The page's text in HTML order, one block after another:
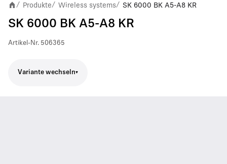
/ Produkte/ Wireless systems/ SK 6000 BK A5-A8 KR
SK 6000 BK A5-A8 KR
Artikel-Nr. 506365
Variante wechseln